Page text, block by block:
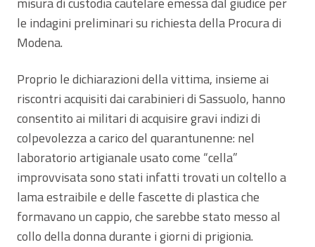
le indagini preliminari su richiesta della Procura di
Modena.
Proprio le dichiarazioni della vittima, insieme ai
riscontri acquisiti dai carabinieri di Sassuolo, hanno
consentito ai militari di acquisire gravi indizi di
colpevolezza a carico del quarantunenne: nel
laboratorio artigianale usato come “cella”
improvvisata sono stati infatti trovati un coltello a
lama estraibile e delle fascette di plastica che
formavano un cappio, che sarebbe stato messo al
collo della donna durante i giorni di prigionia.